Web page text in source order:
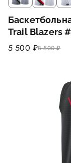
Trail Blazers
Gray
5 500 ₽8 500 ₽